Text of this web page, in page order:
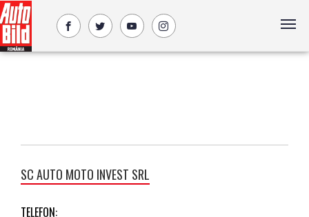
SC AUTO MOTO INVEST SRL
TELEFON: